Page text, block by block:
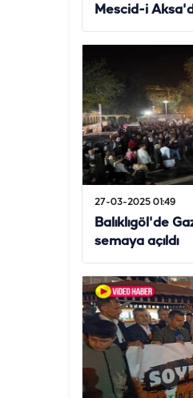
Mescid-i
27-03-2025 01:49
Balıklıgöl'de
semaya açıldı